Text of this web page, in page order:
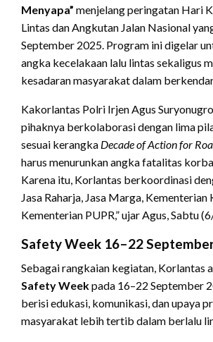
Menyapa” menjelang peringatan Hari
Lintas dan Angkutan Jalan Nasional
September 2025. Program ini digelar
angka kecelakaan lalu lintas sekaligus
kesadaran masyarakat dalam
Kakorlantas Polri Irjen Agus
pihaknya berkolaborasi dengan lima
sesuai kerangka Decade of Action for
harus menurunkan angka fatalitas
Karena itu, Korlantas berkoordinasi
Jasa Raharja, Jasa Marga, Kementerian
Kementerian PUPR,” ujar Agus, Sabtu
Safety Week 16–22
Sebagai rangkaian kegiatan, Korlantas
Safety Weekpada 16–22 September
berisi edukasi, komunikasi, dan upaya
masyarakat lebih tertib dalam berlalu